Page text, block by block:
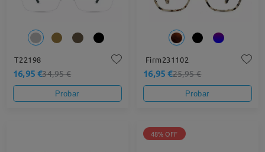
T22198
16,95 €34,95 €
Probar
Firm231102
16,95 €25,95 €
Probar
48% OFF